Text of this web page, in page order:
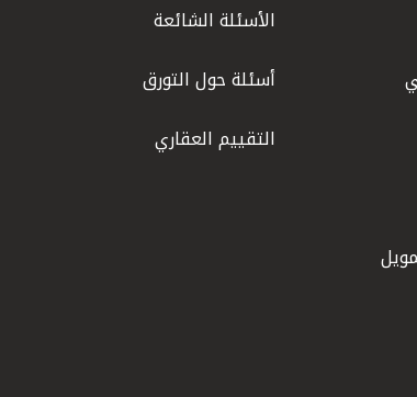
الأسئلة الشائعة
أسئلة حول التورق
التقييم العقاري